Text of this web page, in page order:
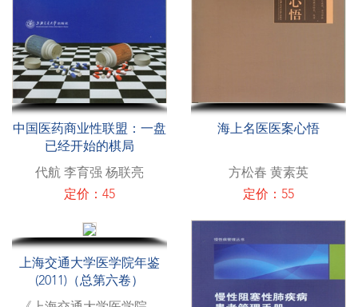
中国医药商业性联盟：一盘
已经开始的棋局
代航 李育强 杨联亮
定价：45
海上名医医案心悟
方松春 黄素英
定价：55
上海交通大学医学院年鉴
(2011)（总第六卷）